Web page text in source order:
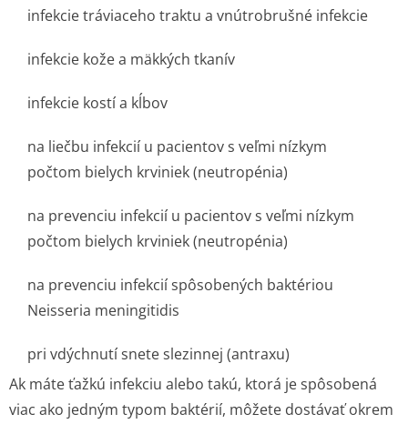
infekcie tráviaceho traktu a vnútrobrušné infekcie
infekcie kože a mäkkých tkanív
infekcie kostí a kĺbov
na liečbu infekcií u pacientov s veľmi nízkym
počtom bielych krviniek (neutropénia)
na prevenciu infekcií u pacientov s veľmi nízkym
počtom bielych krviniek (neutropénia)
na prevenciu infekcií spôsobených baktériou
Neisseria meningitidis
pri vdýchnutí snete slezinnej (antraxu)
Ak máte ťažkú infekciu alebo takú, ktorá je spôsobená
viac ako jedným typom baktérií, môžete dostávať okrem